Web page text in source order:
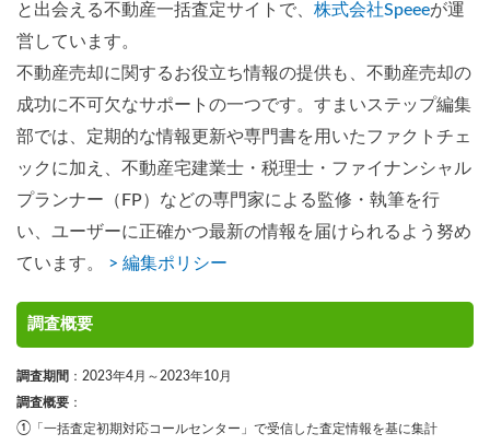
と出会える不動産一括査定サイトで、 株式会社Speeeが運
営しています。
不動産売却に関するお役立ち情報の提供も、不動産売却の
成功に不可欠なサポートの一つです。すまいステップ編集
部では、定期的な情報更新や専門書を用いたファクトチェ
ックに加え、不動産宅建業士・税理士・ファイナンシャル
プランナー（FP）などの専門家による監修・執筆を行
い、ユーザーに正確かつ最新の情報を届けられるよう努め
ています。 > 編集ポリシー
調査概要
調査期間 ：2023年4月～2023年10月
調査概要 ：
①「一括査定初期対応コールセンター」で受信した査定情報を基に集計